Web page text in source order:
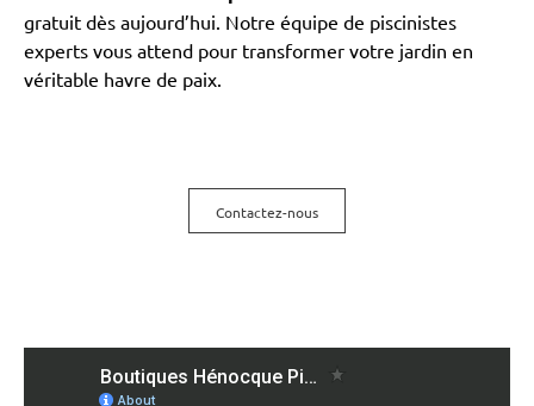
gratuit dès aujourd’hui. Notre équipe de piscinistes
experts vous attend pour transformer votre jardin en
véritable havre de paix.
Contactez-nous